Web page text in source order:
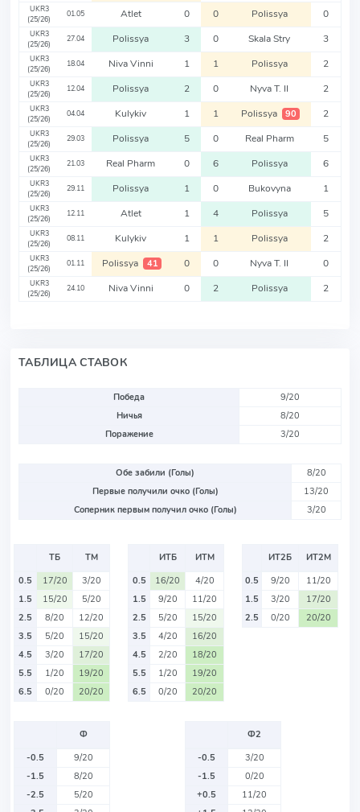
UKR3
(25/26)
01.05 Atlet 0 0 Polissya 0
UKR3
(25/26)
27.04 Polissya 3 0 Skala Stry 3
UKR3
(25/26)
18.04 Niva Vinni 1 1 Polissya 2
UKR3
(25/26)
12.04 Polissya 2 0 Nyva T. II 2
UKR3
(25/26)
04.04 Kulykiv 1 1 Polissya 90 2
UKR3
(25/26)
29.03 Polissya 5 0 Real Pharm 5
UKR3
(25/26)
21.03 Real Pharm 0 6 Polissya 6
UKR3
(25/26)
29.11 Polissya 1 0 Bukovyna 1
UKR3
(25/26)
12.11 Atlet 1 4 Polissya 5
UKR3
(25/26)
08.11 Kulykiv 1 1 Polissya 2
UKR3
(25/26)
01.11 Polissya 41 0 0 Nyva T. II 0
UKR3
(25/26)
24.10 Niva Vinni 0 2 Polissya 2
ТАБЛИЦА СТАВОК
Победа
9/20
Ничья
8/20
Поражение
3/20
Обе забили (Голы)
8/20
Первые получили очко (Голы)
13/20
Соперник первым получил очко (Голы)
3/20
ТБ
ТМ
0.5
17/20
3/20
1.5
15/20
5/20
2.5
8/20
12/20
3.5
5/20
15/20
4.5
3/20
17/20
5.5
1/20
19/20
6.5
0/20 20/20
ИТБ
ИТМ
0.5
16/20
4/20
1.5
9/20
11/20
2.5
5/20
15/20
3.5
4/20
16/20
4.5
2/20
18/20
5.5
1/20
19/20
6.5
0/20 20/20
ИТ2Б
ИТ2М
0.5
9/20
11/20
1.5
3/20
17/20
2.5
0/20 20/20
Ф
-0.5
9/20
-1.5
8/20
-2.5
5/20
Ф2
-0.5
3/20
-1.5
0/20
+0.5
11/20